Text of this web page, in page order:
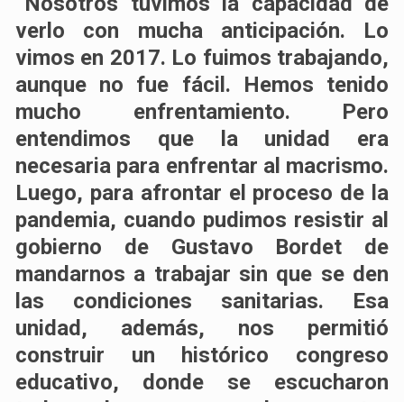
verlo con mucha anticipación. Lo
vimos en 2017. Lo fuimos trabajando,
aunque no fue fácil. Hemos tenido
mucho enfrentamiento. Pero
entendimos que la unidad era
necesaria para enfrentar al macrismo.
Luego, para afrontar el proceso de la
pandemia, cuando pudimos resistir al
gobierno de Gustavo Bordet de
mandarnos a trabajar sin que se den
las condiciones sanitarias. Esa
unidad, además, nos permitió
construir un histórico congreso
educativo, donde se escucharon